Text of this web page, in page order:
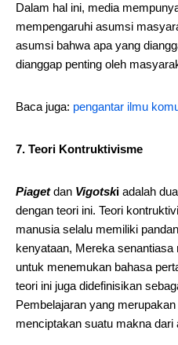
Dalam hal ini, media
mempengaruhi asumsi
asumsi bahwa apa yang
dianggap penting oleh
Baca juga: pengantar ilmu
7. Teori Kontruktivisme
Piagetdan Vigotski adalah
dengan teori ini. Teori
manusia selalu memiliki
kenyataan, Mereka
untuk menemukan bahasa
teori ini juga didefinisikan
Pembelajaran yang
menciptakan suatu makna dari